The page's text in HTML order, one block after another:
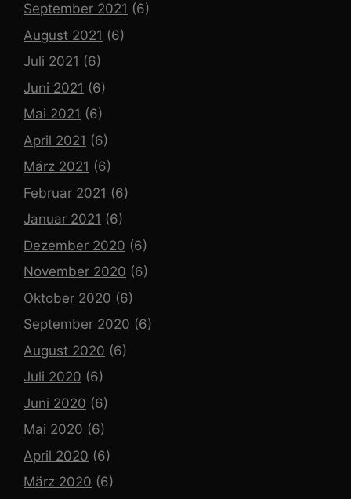
September 2021 (6)
August 2021 (6)
Juli 2021 (6)
Juni 2021 (6)
Mai 2021 (6)
April 2021 (6)
März 2021 (6)
Februar 2021 (6)
Januar 2021 (6)
Dezember 2020 (6)
November 2020 (6)
Oktober 2020 (6)
September 2020 (6)
August 2020 (6)
Juli 2020 (6)
Juni 2020 (6)
Mai 2020 (6)
April 2020 (6)
März 2020 (6)